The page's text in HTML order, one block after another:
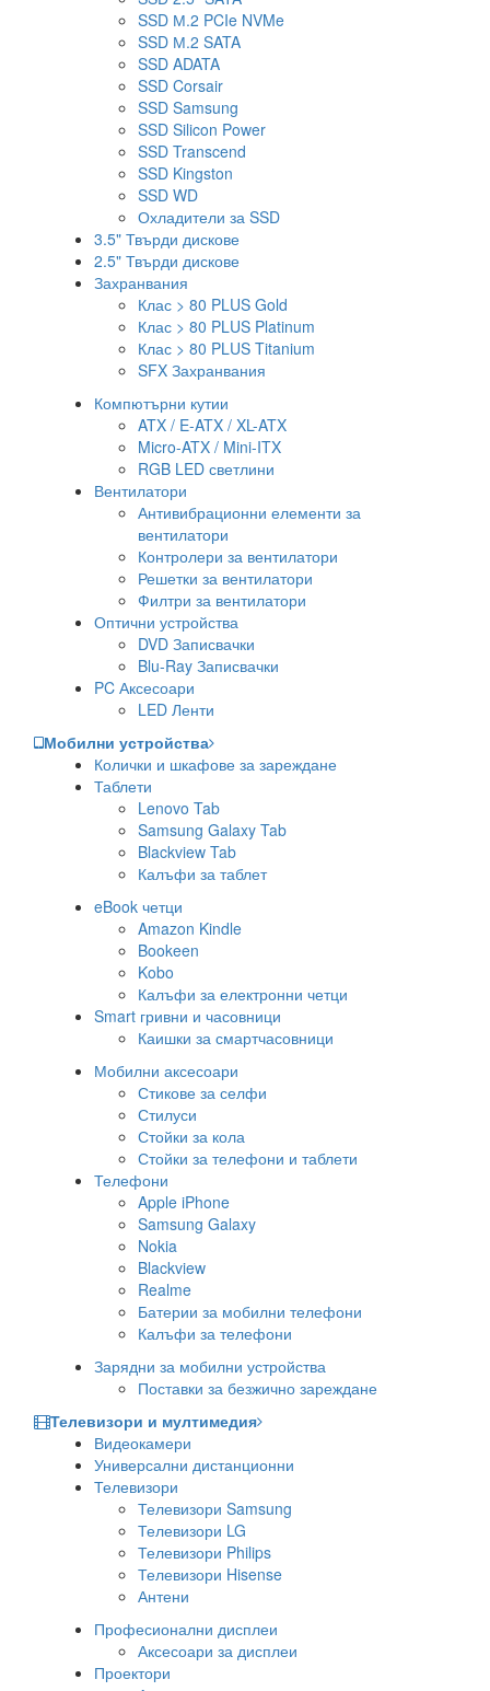
SSD М.2 PCIe NVMe
SSD М.2 SATA
SSD ADATA
SSD Corsair
SSD Samsung
SSD Silicon Power
SSD Transcend
SSD Kingston
SSD WD
Охладители за SSD
3.5" Твърди дискове
2.5" Твърди дискове
Захранвания
Клас > 80 PLUS Gold
Клас > 80 PLUS Platinum
Клас > 80 PLUS Titanium
SFX Захранвания
Компютърни кутии
ATX / E-ATX / XL-ATX
Micro-ATX / Mini-ITX
RGB LED светлини
Вентилатори
Антивибрационни елементи за
вентилатори
Контролери за вентилатори
Решетки за вентилатори
Филтри за вентилатори
Оптични устройства
DVD Записвачки
Blu-Ray Записвачки
PC Аксесоари
LED Ленти
Мобилни устройства
Колички и шкафове за зареждане
Таблети
Lenovo Tab
Samsung Galaxy Tab
Blackview Tab
Калъфи за таблет
eBook четци
Amazon Kindle
Bookeen
Kobo
Калъфи за електронни четци
Smart гривни и часовници
Каишки за смартчасовници
Мобилни аксесоари
Стикове за селфи
Стилуси
Стойки за кола
Стойки за телефони и таблети
Телефони
Apple iPhone
Samsung Galaxy
Nokia
Blackview
Realme
Батерии за мобилни телефони
Калъфи за телефони
Зарядни за мобилни устройства
Поставки за безжично зареждане
Телевизори и мултимедия
Видеокамери
Универсални дистанционни
Телевизори
Телевизори Samsung
Телевизори LG
Телевизори Philips
Телевизори Hisense
Антени
Професионални дисплеи
Аксесоари за дисплеи
Проектори